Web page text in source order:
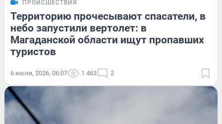
ПРОИСШЕСТВИЯ
Территорию прочесывают спасатели, в
небо запустили вертолет: в
Магаданской области ищут пропавших
туристов
6 июля, 2026, 06:07 1 463 2